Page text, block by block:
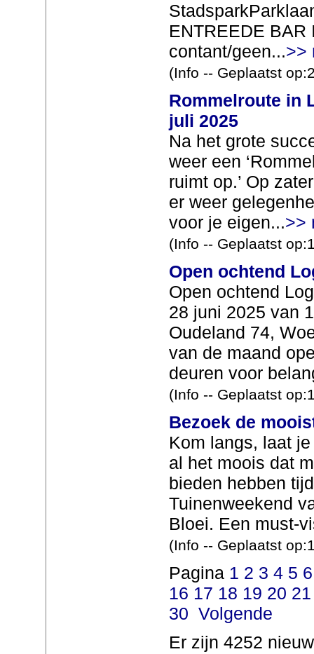
ENTREEDE BAR
contant/geen...>>
(Info -- Geplaatst
Rommelroute in
juli 2025
Na het grote
weer een
ruimt op.’ Op
er weer
voor je eigen...>>
(Info -- Geplaatst
Open ochtend
Open ochtend
28 juni 2025 van
Oudeland 74,
van de maand
deuren voor
(Info -- Geplaatst
Bezoek de
Kom langs, laat
al het moois dat
bieden hebben
Tuinenweekend
Bloei. Een must-
(Info -- Geplaatst
Pagina 1 2 3 4 5 6
16 17 18 19 20 21
30 Volgende
Er zijn 4252